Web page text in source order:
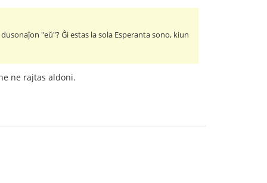
"eŭ"? Ĝi estas la sola Esperanta sono, kiun
ne rajtas aldoni.